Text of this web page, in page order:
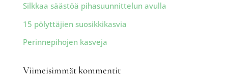
Silkkaa säästöä pihasuunnittelun avulla
15 pölyttäjien suosikkikasvia
Perinnepihojen kasveja
Viimeisimmät kommentit